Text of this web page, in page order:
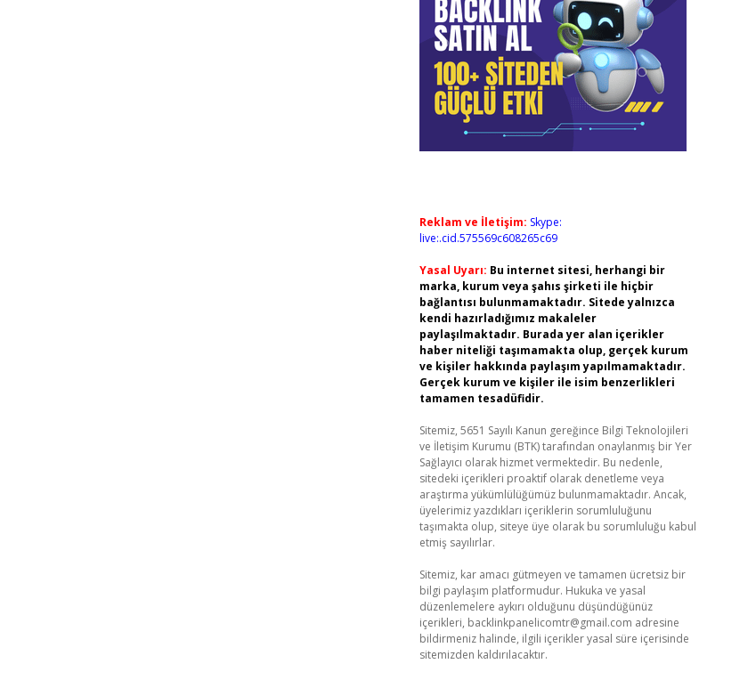
Reklam ve İletişim: Skype:
live:.cid.575569c608265c69
Yasal Uyarı: Bu internet sitesi, herhangi bir
marka, kurum veya şahıs şirketi ile hiçbir
bağlantısı bulunmamaktadır. Sitede yalnızca
kendi hazırladığımız makaleler
paylaşılmaktadır. Burada yer alan içerikler
haber niteliği taşımamakta olup, gerçek kurum
ve kişiler hakkında paylaşım yapılmamaktadır.
Gerçek kurum ve kişiler ile isim benzerlikleri
tamamen tesadüfidir.
Sitemiz, 5651 Sayılı Kanun gereğince Bilgi Teknolojileri
ve İletişim Kurumu (BTK) tarafından onaylanmış bir Yer
Sağlayıcı olarak hizmet vermektedir. Bu nedenle,
sitedeki içerikleri proaktif olarak denetleme veya
araştırma yükümlülüğümüz bulunmamaktadır. Ancak,
üyelerimiz yazdıkları içeriklerin sorumluluğunu
taşımakta olup, siteye üye olarak bu sorumluluğu kabul
etmiş sayılırlar.
Sitemiz, kar amacı gütmeyen ve tamamen ücretsiz bir
bilgi paylaşım platformudur. Hukuka ve yasal
düzenlemelere aykırı olduğunu düşündüğünüz
içerikleri, backlinkpanelicomtr@gmail.com adresine
bildirmeniz halinde, ilgili içerikler yasal süre içerisinde
sitemizden kaldırılacaktır.